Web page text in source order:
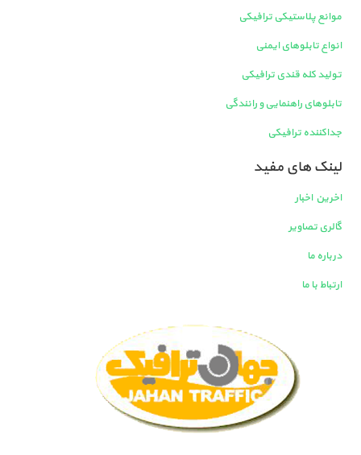
موانع پلاستیکی ترافیکی
انواع تابلوهای ایمنی
تولید کله قندی ترافیکی
تابلوهای راهنمایی و رانندگی
جداکننده ترافیکی
لینک های مفید
اخرین اخبار
گالری تصاویر
درباره ما
ارتباط با ما